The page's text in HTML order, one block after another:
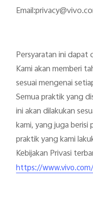
Persyaratan ini dapat
Kami akan memberi
sesuai mengenai
Semua praktik yang
ini akan dilakukan
kami, yang juga berisi
praktik yang kami
Kebijakan Privasi
https://